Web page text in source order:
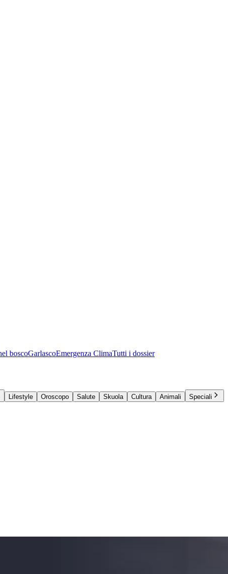
boscoGarlascoEmergenza ClimaTutti i dossier
Lifestyle Oroscopo Salute Skuola Cultura Animali
Speciali